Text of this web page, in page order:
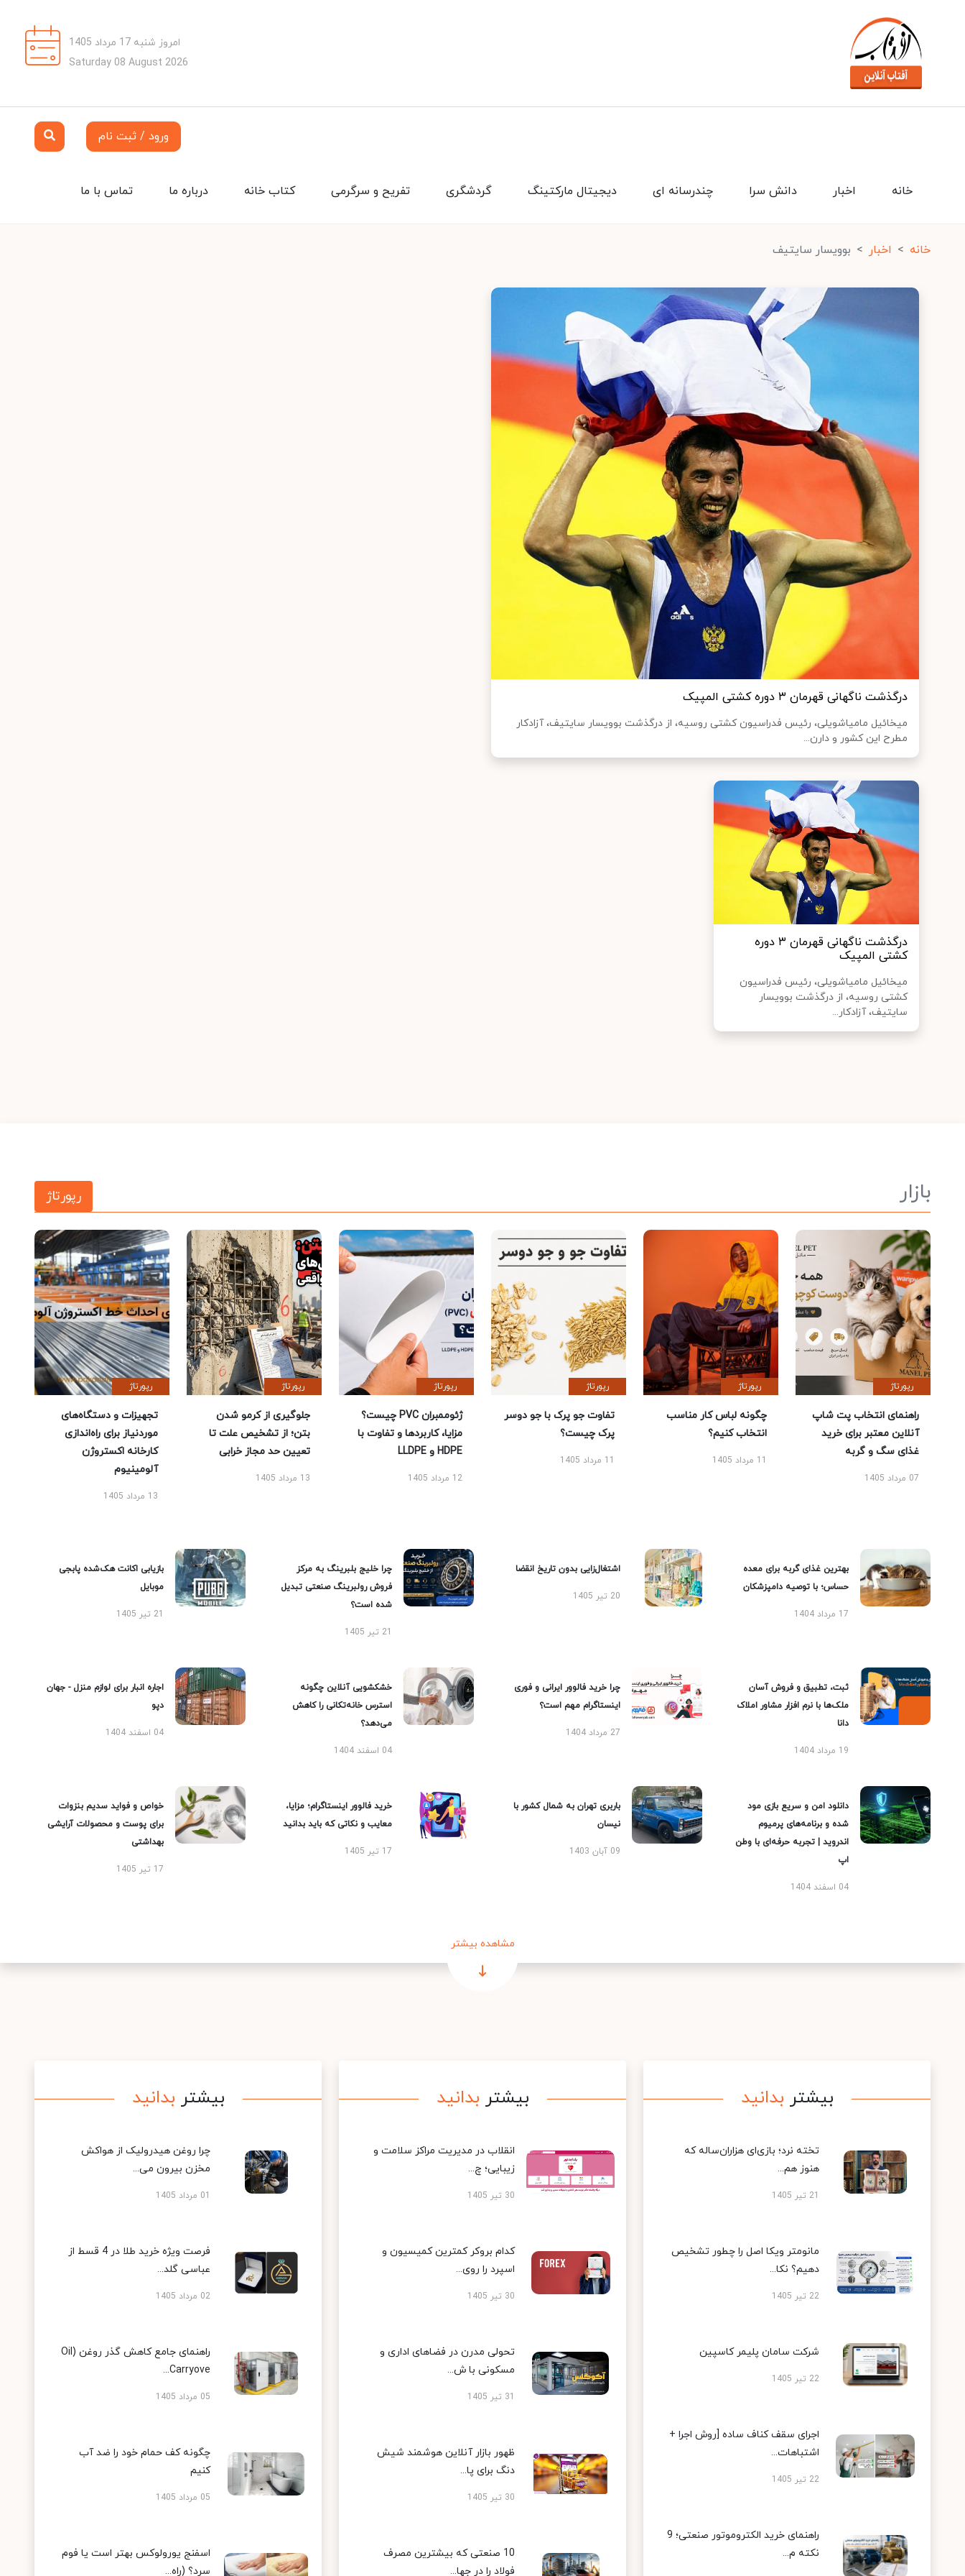
امروز شنبه 17 مرداد 1405
Saturday 08 August 2026
ورود / ثبت نام
تماس با ما درباره ما کتاب خانه تفریح و سرگرمی گردشگری دیجیتال مارکتینگ چندرسانه ای دانش سرا اخبار خانه
خانه اخبار بوویسار سایتیف
درگذشت ناگهانی قهرمان ۳ دوره کشتی المپیک
میخائیل مامیاشویلی، رئیس فدراسیون کشتی روسیه، از درگذشت بوویسار سایتیف، آزادکار
مطرح این کشور و دارن...
درگذشت ناگهانی قهرمان ۳ دوره
کشتی المپیک
میخائیل مامیاشویلی، رئیس فدراسیون
کشتی روسیه، از درگذشت بوویسار
سایتیف، آزادکار...
بازار رپورتاژ
رپورتاژ
راهنمای انتخاب پت شاپ
آنلاین معتبر برای خرید
غذای سگ و گربه
07 مرداد 1405
رپورتاژ
چگونه لباس کار مناسب
انتخاب کنیم؟
11 مرداد 1405
رپورتاژ
تفاوت جو پرک با جو دوسر
پرک چیست؟
11 مرداد 1405
رپورتاژ
ژئوممبران PVC چیست؟
مزایا، کاربردها و تفاوت با
HDPE و LLDPE
12 مرداد 1405
رپورتاژ
جلوگیری از کرمو شدن
بتن؛ از تشخیص علت تا
تعیین حد مجاز خرابی
13 مرداد 1405
رپورتاژ
تجهیزات و دستگاه‌های
موردنیاز برای راه‌اندازی
کارخانه اکستروژن
آلومینیوم
13 مرداد 1405
بهترین غذای گربه برای معده
حساس؛ با توصیه دامپزشکان
17 مرداد 1404
اشتغال‌زایی بدون تاریخ انقضا
20 تیر 1405
چرا خلیج بلبرینگ به مرکز
فروش رولبرینگ صنعتی تبدیل
شده است؟
21 تیر 1405
بازیابی اکانت هک‌شده پابجی
موبایل
21 تیر 1405
ثبت، تطبیق و فروش آسان
ملک‌ها با نرم افزار مشاور املاک
دانا
19 مرداد 1404
چرا خرید فالوور ایرانی و فوری
اینستاگرام مهم است؟
27 مرداد 1404
خشکشویی آنلاین چگونه
استرس خانه‌تکانی را کاهش
می‌دهد؟
04 اسفند 1404
اجاره انبار برای لوازم منزل - جهان
دپو
04 اسفند 1404
دانلود امن و سریع بازی مود
شده و برنامه‌های پرمیوم
اندروید | تجربه حرفه‌ای با وطن
اپ
04 اسفند 1404
باربری تهران به شمال کشور با
نیسان
09 آبان 1403
خرید فالوور اینستاگرام؛ مزایا،
معایب و نکاتی که باید بدانید
17 تیر 1405
خواص و فواید سدیم بنزوات
برای پوست و محصولات آرایشی
بهداشتی
17 تیر 1405
مشاهده بیشتر
بیشتر بدانید
تخته نرد؛ بازی‌ای هزاران‌ساله که
هنوز هم...
21 تیر 1405
مانومتر ویکا اصل را چطور تشخیص
دهیم؟ نکا...
22 تیر 1405
شرکت سامان پلیمر کاسپین
22 تیر 1405
اجرای سقف کناف ساده [روش اجرا +
اشتباهات...
22 تیر 1405
راهنمای خرید الکتروموتور صنعتی؛ 9
نکته م...
بیشتر بدانید
انقلاب در مدیریت مراکز سلامت و
زیبایی؛ چ...
30 تیر 1405
کدام بروکر کمترین کمیسیون و
اسپرد را روی...
30 تیر 1405
تحولی مدرن در فضاهای اداری و
مسکونی با ش...
31 تیر 1405
ظهور بازار آنلاین هوشمند شیش
دنگ برای پا...
30 تیر 1405
10 صنعتی که بیشترین مصرف
فولاد را در جها...
بیشتر بدانید
چرا روغن هیدرولیک از هواکش
مخزن بیرون می...
01 مرداد 1405
فرصت ویژه خرید طلا در 4 قسط از
عباسی گلد...
02 مرداد 1405
راهنمای جامع کاهش گذر روغن (Oil
Carryove...
05 مرداد 1405
چگونه کف حمام خود را ضد آب
کنیم
05 مرداد 1405
اسفنج یورولوکس بهتر است یا فوم
سرد؟ (راه...